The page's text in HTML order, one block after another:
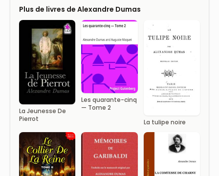
Plus de livres de Alexandre Dumas
La Jeunesse De
Pierrot
Les quarante-cinq
— Tome 2
La tulipe noire